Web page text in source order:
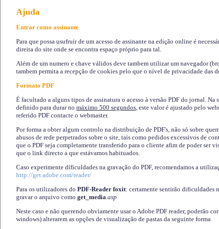
Ajuda
Entrar como assinante
Para que possa usufruir de um acesso de assinante na edição online é
direita do site onde se encontra espaço próprio para tal.
Além de um numero e chave válidos deve tambem utilizar um navegador
tambem permita a recepção de cookies pelo que o nível de privacidade das
Formato PDF
É facultado a alguns tipos de assinatura o acesso à versão PDF do jornal. Na
definido para durar no máximo 500 segundos, este valor é ajustado pelo
referido PDF contacte o webmaster.
Por forma a obter algum controlo na distribuição de PDF's, não só sobre
abusos de rede perpetrados sobre o site, tais como pedidos excessivos de
que o PDF seja completamente transferido para o cliente afim de poder ser
que o link directo a que estávamos habituados.
Caso experimente díficuldades na gravação do PDF, recomendamos a
http://get.adobe.com/reader/
Para os utilizadores do PDF-Reader foxit: certamente sentirão dificuldades
gravar o arquivo como get_media.asp
Neste caso e não querendo obviamente usar o Adobe PDF reader, poderão
windows) alterarem as opções de visualização de pastas da seguinte forma